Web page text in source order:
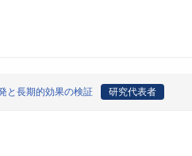
と長期的効果の検証 研究代表者